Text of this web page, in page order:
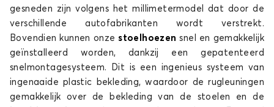
gesneden zijn volgens het millimetermodel dat door de
verschillende autofabrikanten wordt verstrekt.
Bovendien kunnen onzestoelhoezen snel en gemakkelijk
geïnstalleerd worden, dankzij een gepatenteerd
snelmontagesysteem. Dit is een ingenieus systeem van
ingenaaide plastic bekleding, waardoor de rugleuningen
gemakkelijk over de bekleding van de stoelen en de